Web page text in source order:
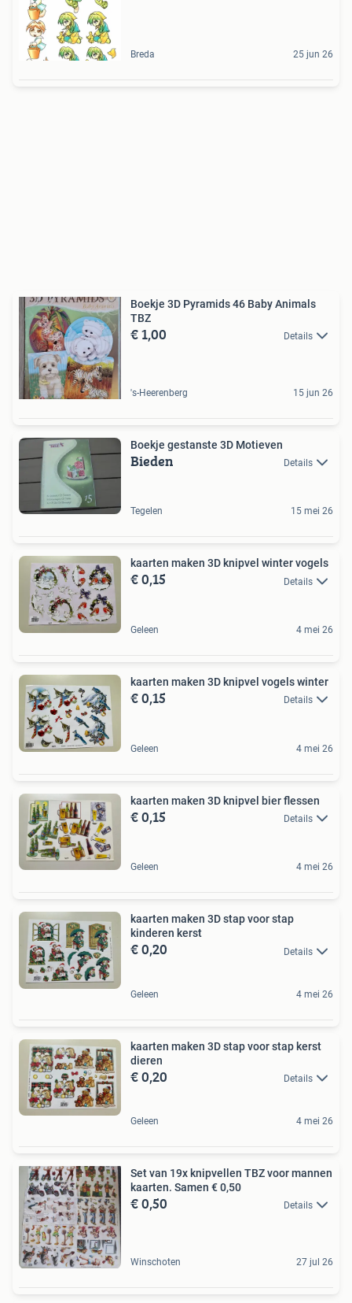
Breda 25 jun 26
Boekje 3D Pyramids 46 Baby Animals
TBZ
€ 1,00 Details
's-Heerenberg 15 jun 26
Boekje gestanste 3D Motieven
Bieden Details
Tegelen 15 mei 26
kaarten maken 3D knipvel winter vogels
€ 0,15 Details
Geleen 4 mei 26
kaarten maken 3D knipvel vogels winter
€ 0,15 Details
Geleen 4 mei 26
kaarten maken 3D knipvel bier flessen
€ 0,15 Details
Geleen 4 mei 26
kaarten maken 3D stap voor stap
kinderen kerst
€ 0,20 Details
Geleen 4 mei 26
kaarten maken 3D stap voor stap kerst
dieren
€ 0,20 Details
Geleen 4 mei 26
Set van 19x knipvellen TBZ voor mannen
kaarten. Samen € 0,50
€ 0,50 Details
Winschoten 27 jul 26